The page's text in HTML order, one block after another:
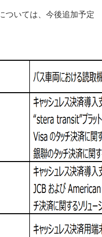
ついては、今後追加予定